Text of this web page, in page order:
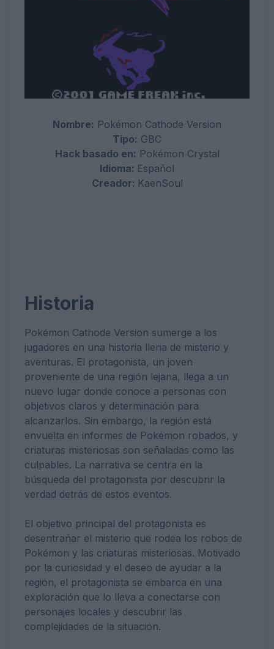
Nombre: Pokémon Cathode Version
Tipo: GBC
Hack basado en: Pokémon Crystal
Idioma: Español
Creador: KaenSoul
Historia
Pokémon Cathode Version sumerge a los
jugadores en una historia llena de misterio y
aventuras. El protagonista, un joven
proveniente de una región lejana, llega a un
nuevo lugar donde conoce a personas con
objetivos claros y determinación para
alcanzarlos. Sin embargo, la región está
envuelta en informes de Pokémon robados, y
criaturas misteriosas son señaladas como las
culpables. La narrativa se centra en la
búsqueda del protagonista por descubrir la
verdad detrás de estos eventos.
El objetivo principal del protagonista es
desentrañar el misterio que rodea los robos de
Pokémon y las criaturas misteriosas. Motivado
por la curiosidad y el deseo de ayudar a la
región, el protagonista se embarca en una
exploración que lo lleva a conectarse con
personajes locales y descubrir las
complejidades de la situación.